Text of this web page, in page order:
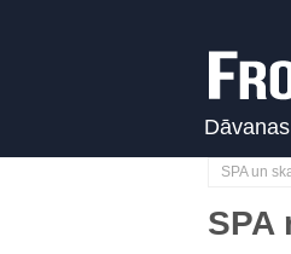
Dāvanas
SPA un
SPA